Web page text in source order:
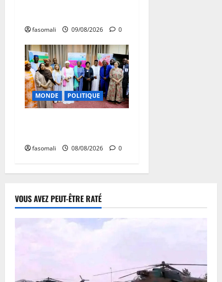
fasomali 09/08/2026 0
MONDE POLITIQUE
fasomali 08/08/2026 0
VOUS AVEZ PEUT-ÊTRE RATÉ